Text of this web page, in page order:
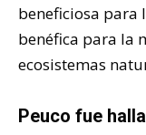
beneficiosa para
benéfica para la
ecosistemas
Peuco fue